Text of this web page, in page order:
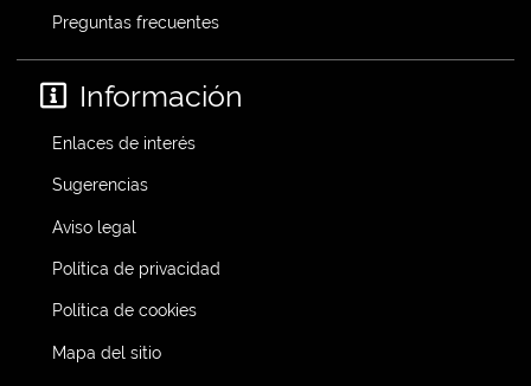
Preguntas frecuentes
Información
Enlaces de interés
Sugerencias
Aviso legal
Política de privacidad
Política de cookies
Mapa del sitio